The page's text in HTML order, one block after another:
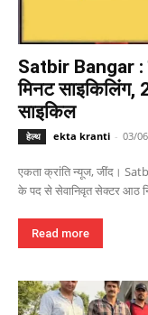
Satbir Bangar :
मिनट साइकिलिंग,
साइकिल
हेल्थ ekta kranti - 03/
एकता क्रांति न्यूज, जींद।
के पद से सेवानिवृत सेक्टर आठ
Read more